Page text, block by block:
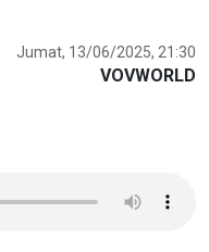
Jumat, 13/06/2025, 21:30
VOVWORLD